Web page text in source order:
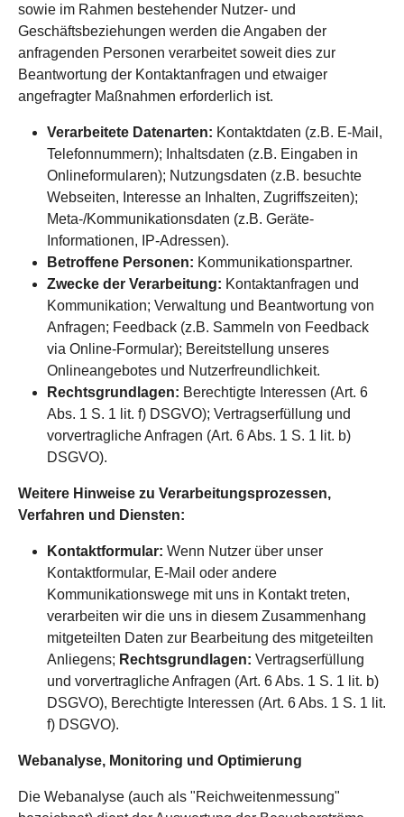
sowie im Rahmen bestehender Nutzer- und
Geschäftsbeziehungen werden die Angaben der
anfragenden Personen verarbeitet soweit dies zur
Beantwortung der Kontaktanfragen und etwaiger
angefragter Maßnahmen erforderlich ist.
Verarbeitete Datenarten: Kontaktdaten (z.B. E-Mail,
Telefonnummern); Inhaltsdaten (z.B. Eingaben in
Onlineformularen); Nutzungsdaten (z.B. besuchte
Webseiten, Interesse an Inhalten, Zugriffszeiten);
Meta-/Kommunikationsdaten (z.B. Geräte-
Informationen, IP-Adressen).
Betroffene Personen: Kommunikationspartner.
Zwecke der Verarbeitung: Kontaktanfragen und
Kommunikation; Verwaltung und Beantwortung von
Anfragen; Feedback (z.B. Sammeln von Feedback
via Online-Formular); Bereitstellung unseres
Onlineangebotes und Nutzerfreundlichkeit.
Rechtsgrundlagen: Berechtigte Interessen (Art. 6
Abs. 1 S. 1 lit. f) DSGVO); Vertragserfüllung und
vorvertragliche Anfragen (Art. 6 Abs. 1 S. 1 lit. b)
DSGVO).
Weitere Hinweise zu Verarbeitungsprozessen,
Verfahren und Diensten:
Kontaktformular: Wenn Nutzer über unser
Kontaktformular, E-Mail oder andere
Kommunikationswege mit uns in Kontakt treten,
verarbeiten wir die uns in diesem Zusammenhang
mitgeteilten Daten zur Bearbeitung des mitgeteilten
Anliegens; Rechtsgrundlagen: Vertragserfüllung
und vorvertragliche Anfragen (Art. 6 Abs. 1 S. 1 lit. b)
DSGVO), Berechtigte Interessen (Art. 6 Abs. 1 S. 1 lit.
f) DSGVO).
Webanalyse, Monitoring und Optimierung
Die Webanalyse (auch als "Reichweitenmessung"